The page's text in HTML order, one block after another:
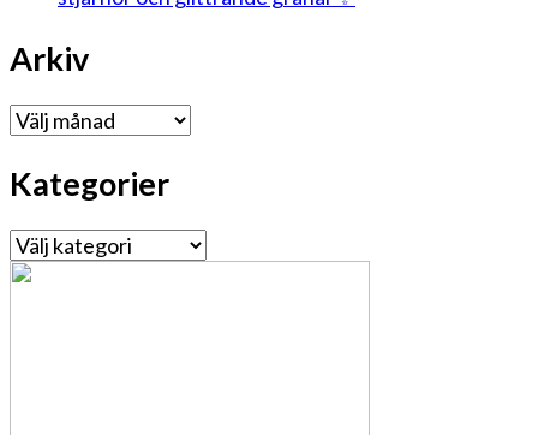
Arkiv
Arkiv
Kategorier
Kategorier